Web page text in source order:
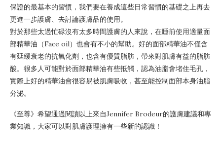
保證的最基本的習慣，我們要在養成這些日常習慣的基礎之上再去
更進一步護膚、去討論護膚品的使用。
對於那些太過忙碌沒有太多時間護膚的人來說，在睡前使用適量面
部精華油（Face oil）也會有不小的幫助。好的面部精華油不僅含
有延緩衰老的抗氧化劑，也含有優質脂肪，帶來對肌膚有益的脂肪
酸。很多人可能對於面部精華油有些抵觸，認為油脂會堵住毛孔，
實際上好的精華油會很容易被肌膚吸收，甚至能控制面部本身油脂
分泌。
《至尊》希望通過閱讀以上來自Jennifer Brodeur的護膚建議和專
業知識，大家可以對肌膚護理擁有一些新的認識！